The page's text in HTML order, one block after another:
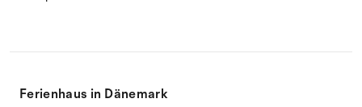
Ferienhaus in Dänemark